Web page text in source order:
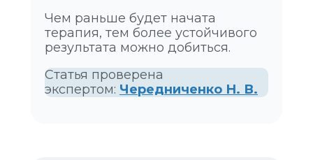
Чем раньше будет начата
терапия, тем более устойчивого
результата можно добиться.
Статья проверена
экспертом: Чередниченко Н. В.